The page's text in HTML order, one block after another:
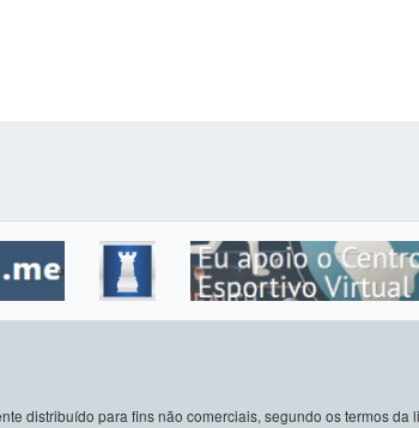
distribuído para fins não comerciais, segundo os termos da